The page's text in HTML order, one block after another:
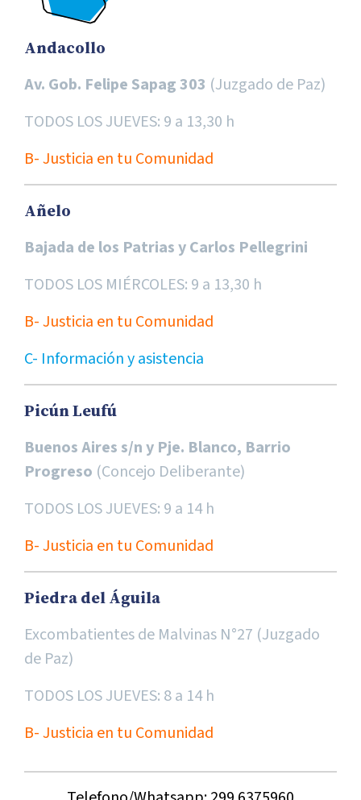
Andacollo
Av. Gob. Felipe Sapag 303 (Juzgado de Paz)
TODOS LOS JUEVES: 9 a 13,30 h
B- Justicia en tu Comunidad
Añelo
Bajada de los Patrias y Carlos Pellegrini
TODOS LOS MIÉRCOLES: 9 a 13,30 h
B- Justicia en tu Comunidad
C- Información y asistencia
Picún Leufú
Buenos Aires s/n y Pje. Blanco, Barrio
Progreso (Concejo Deliberante)
TODOS LOS JUEVES: 9 a 14 h
B- Justicia en tu Comunidad
Piedra del Águila
Excombatientes de Malvinas N°27 (Juzgado
de Paz)
TODOS LOS JUEVES: 8 a 14 h
B- Justicia en tu Comunidad